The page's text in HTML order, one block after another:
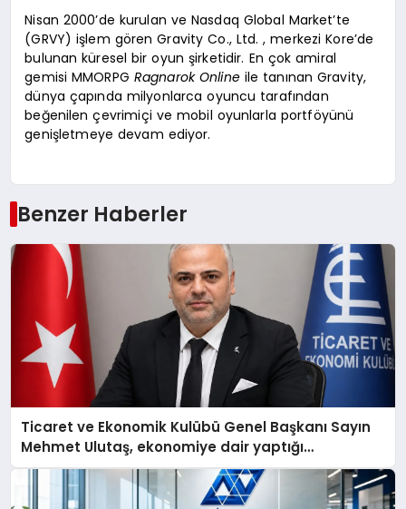
Nisan 2000’de kurulan ve Nasdaq Global Market’te
(GRVY) işlem gören Gravity Co., Ltd. , merkezi Kore’de
bulunan küresel bir oyun şirketidir. En çok amiral
gemisi MMORPG Ragnarok Onlineile tanınan Gravity,
dünya çapında milyonlarca oyuncu tarafından
beğenilen çevrimiçi ve mobil oyunlarla portföyünü
genişletmeye devam ediyor.
Benzer Haberler
Ticaret ve Ekonomik Kulübü Genel Başkanı Sayın
Mehmet Ulutaş, ekonomiye dair yaptığı
açıklamada şunları kaydetti: